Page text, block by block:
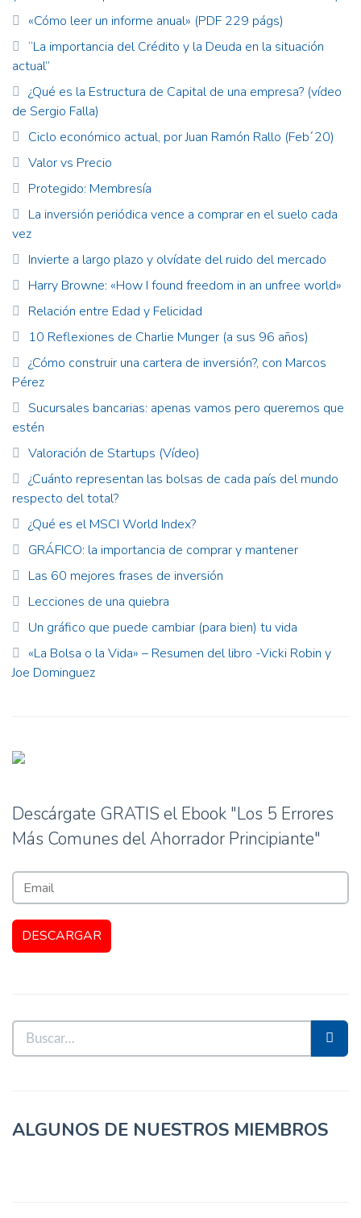
«Cómo leer un informe anual» (PDF 229 págs)
“La importancia del Crédito y la Deuda en la situación
actual”
¿Qué es la Estructura de Capital de una empresa? (vídeo
de Sergio Falla)
Ciclo económico actual, por Juan Ramón Rallo (Feb´20)
Valor vs Precio
Protegido: Membresía
La inversión periódica vence a comprar en el suelo cada
vez
Invierte a largo plazo y olvídate del ruido del mercado
Harry Browne: «How I found freedom in an unfree world»
Relación entre Edad y Felicidad
10 Reflexiones de Charlie Munger (a sus 96 años)
¿Cómo construir una cartera de inversión?, con Marcos
Pérez
Sucursales bancarias: apenas vamos pero queremos que
estén
Valoración de Startups (Vídeo)
¿Cuánto representan las bolsas de cada país del mundo
respecto del total?
¿Qué es el MSCI World Index?
GRÁFICO: la importancia de comprar y mantener
Las 60 mejores frases de inversión
Lecciones de una quiebra
Un gráfico que puede cambiar (para bien) tu vida
«La Bolsa o la Vida» – Resumen del libro -Vicki Robin y
Joe Dominguez
Descárgate GRATIS el Ebook "Los 5 Errores
Más Comunes del Ahorrador Principiante"
ALGUNOS DE NUESTROS MIEMBROS